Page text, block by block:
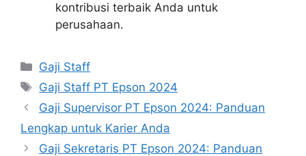
kontribusi terbaik Anda untuk
perusahaan.
Kategori
Gaji Staff
Tag
Gaji Staff PT Epson 2024
Gaji Supervisor PT Epson 2024: Panduan
Lengkap untuk Karier Anda
Gaji Sekretaris PT Epson 2024: Panduan